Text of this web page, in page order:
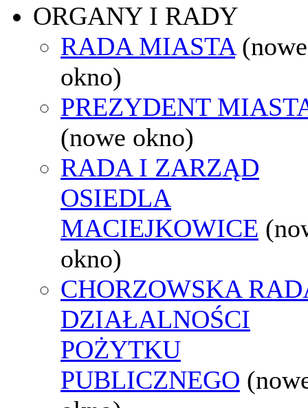
ORGANY I RADY
RADA MIASTA (nowe
okno)
PREZYDENT
(nowe okno)
RADA I ZARZĄD
OSIEDLA
MACIEJKOWICE
okno)
CHORZOWSKA
DZIAŁALNOŚCI
POŻYTKU
PUBLICZNEGO